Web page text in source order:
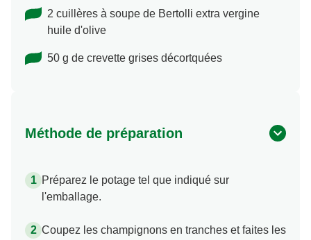
2 cuillères à soupe de Bertolli extra vergine
huile d'olive
50 g de crevette grises décortquées
Méthode de préparation
Préparez le potage tel que indiqué sur
l'emballage.
Coupez les champignons en tranches et faites les